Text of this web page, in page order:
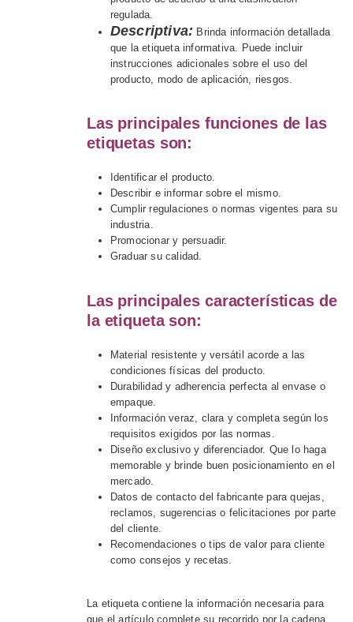
regulada.
Descriptiva: Brinda información detallada
que la etiqueta informativa. Puede incluir
instrucciones adicionales sobre el uso del
producto, modo de aplicación, riesgos.
Las principales funciones de las
etiquetas son:
Identificar el producto.
Describir e informar sobre el mismo.
Cumplir regulaciones o normas vigentes para su
industria.
Promocionar y persuadir.
Graduar su calidad.
Las principales características de
la etiqueta son:
Material resistente y versátil acorde a las
condiciones físicas del producto.
Durabilidad y adherencia perfecta al envase o
empaque.
Información veraz, clara y completa según los
requisitos exigidos por las normas.
Diseño exclusivo y diferenciador. Que lo haga
memorable y brinde buen posicionamiento en el
mercado.
Datos de contacto del fabricante para quejas,
reclamos, sugerencias o felicitaciones por parte
del cliente.
Recomendaciones o tips de valor para cliente
como consejos y recetas.
La etiqueta contiene la información necesaria para
que el artículo complete su recorrido por la cadena